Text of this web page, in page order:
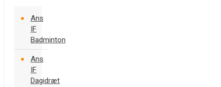
Ans
IF
Badminton
Ans
IF
Dagidræt